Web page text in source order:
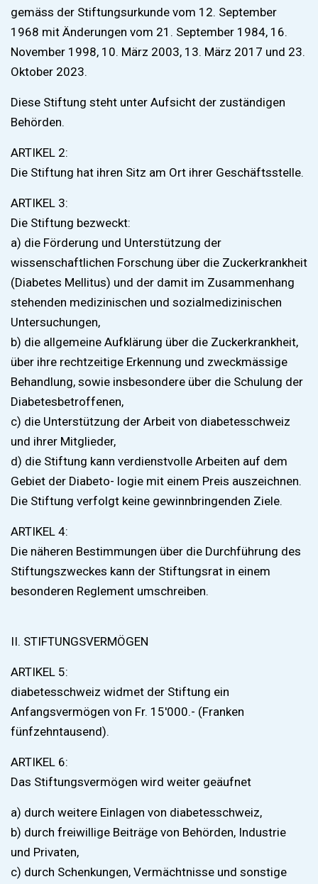
gemäss der Stiftungsurkunde vom 12. September
1968 mit Änderungen vom 21. September 1984, 16.
November 1998, 10. März 2003, 13. März 2017 und 23.
Oktober 2023.
Diese Stiftung steht unter Aufsicht der zuständigen
Behörden.
ARTIKEL 2:
Die Stiftung hat ihren Sitz am Ort ihrer Geschäftsstelle.
ARTIKEL 3:
Die Stiftung bezweckt:
a) die Förderung und Unterstützung der
wissenschaftlichen Forschung über die Zuckerkrankheit
(Diabetes Mellitus) und der damit im Zusammenhang
stehenden medizinischen und sozialmedizinischen
Untersuchungen,
b) die allgemeine Aufklärung über die Zuckerkrankheit,
über ihre rechtzeitige Erkennung und zweckmässige
Behandlung, sowie insbesondere über die Schulung der
Diabetesbetroffenen,
c) die Unterstützung der Arbeit von diabetesschweiz
und ihrer Mitglieder,
d) die Stiftung kann verdienstvolle Arbeiten auf dem
Gebiet der Diabeto- logie mit einem Preis auszeichnen.
Die Stiftung verfolgt keine gewinnbringenden Ziele.
ARTIKEL 4:
Die näheren Bestimmungen über die Durchführung des
Stiftungszweckes kann der Stiftungsrat in einem
besonderen Reglement umschreiben.
II. STIFTUNGSVERMÖGEN
ARTIKEL 5:
diabetesschweiz widmet der Stiftung ein
Anfangsvermögen von Fr. 15'000.- (Franken
fünfzehntausend).
ARTIKEL 6:
Das Stiftungsvermögen wird weiter geäufnet
a) durch weitere Einlagen von diabetesschweiz,
b) durch freiwillige Beiträge von Behörden, Industrie
und Privaten,
c) durch Schenkungen, Vermächtnisse und sonstige